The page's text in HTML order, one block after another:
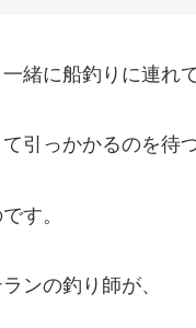
緒に船釣りに連れ
引っかかるのを待
す。
ンの釣り師が、